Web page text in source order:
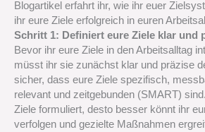
Blogartikel erfahrt ihr, wie ihr euer
ihr eure Ziele erfolgreich in euren
Schritt 1: Definiert eure Ziele klar und
Bevor ihr eure Ziele in den Arbeitsalltag
müsst ihr sie zunächst klar und präzise
sicher, dass eure Ziele spezifisch,
relevant und zeitgebunden (SMART)
Ziele formuliert, desto besser könnt ihr
verfolgen und gezielte Maßnahmen